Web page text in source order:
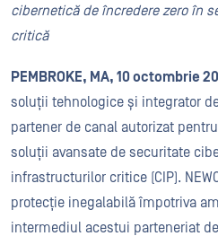
cibernetică de încredere zero în
critică
PEMBROKE, MA, 10 octombrie
soluții tehnologice și integrator
partener de canal autorizat pentru
soluții avansate de securitate
infrastructurilor critice (CIP).
protecție inegalabilă împotriva
intermediul acestui parteneriat